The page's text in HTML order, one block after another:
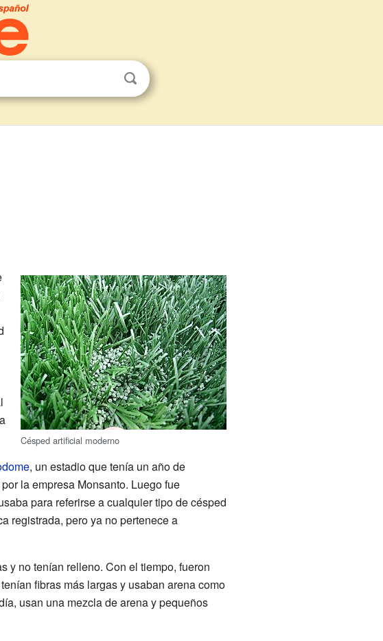
Césped artificial moderno
, un estadio que tenía un año de
la empresa Monsanto. Luego fue
para referirse a cualquier tipo de césped
registrada, pero ya no pertenece a
y no tenían relleno. Con el tiempo, fueron
fibras más largas y usaban arena como
usan una mezcla de arena y pequeños